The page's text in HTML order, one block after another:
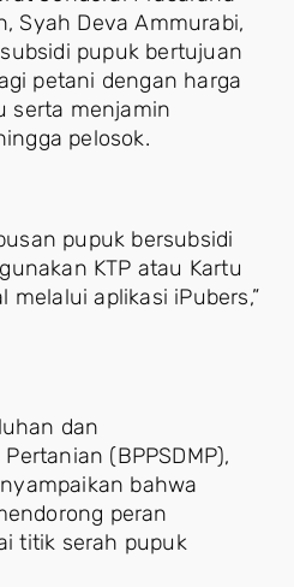
Syah Deva Ammurabi,
pupuk bertujuan
petani dengan harga
serta menjamin
pelosok.
pupuk bersubsidi
KTP atau Kartu
melalui aplikasi iPubers,”
dan
(BPPSDMP),
bahwa
peran
titik serah pupuk